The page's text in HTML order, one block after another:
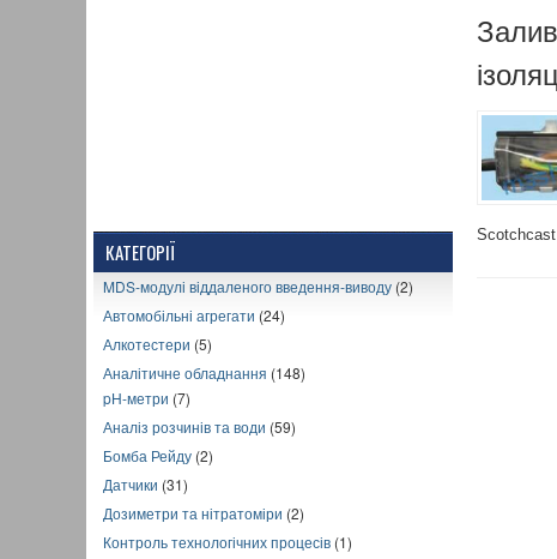
КАТЕГОРІЇ
MDS-модулі віддаленого введення-виводу (2)
Автомобільні агрегати (24)
Алкотестери (5)
Аналітичне обладнання (148)
pH-метри (7)
Аналіз розчинів та води (59)
Бомба Рейду (2)
Датчики (31)
Дозиметри та нітратоміри (2)
Контроль технологічних процесів (1)